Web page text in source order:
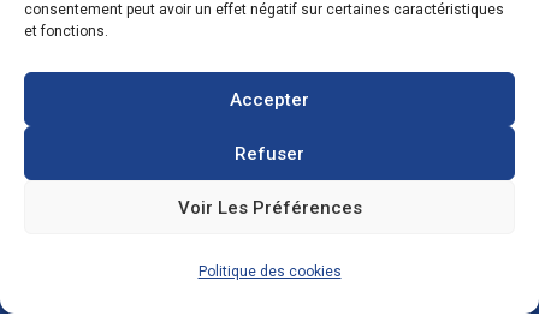
consentement peut avoir un effet négatif sur certaines caractéristiques
et fonctions.
Accepter
Refuser
Voir Les Préférences
Politique des cookies
RGPD
IMPAAKT. Tous droits réservés.